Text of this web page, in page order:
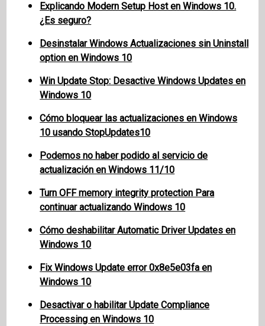
Explicando Modern Setup Host en Windows 10.
¿Es seguro?
Desinstalar Windows Actualizaciones sin Uninstall
option en Windows 10
Win Update Stop: Desactive Windows Updates en
Windows 10
Cómo bloquear las actualizaciones en Windows
10 usando StopUpdates10
Podemos no haber podido al servicio de
actualización en Windows 11/10
Turn OFF memory integrity protection Para
continuar actualizando Windows 10
Cómo deshabilitar Automatic Driver Updates en
Windows 10
Fix Windows Update error 0x8e5e03fa en
Windows 10
Desactivar o habilitar Update Compliance
Processing en Windows 10